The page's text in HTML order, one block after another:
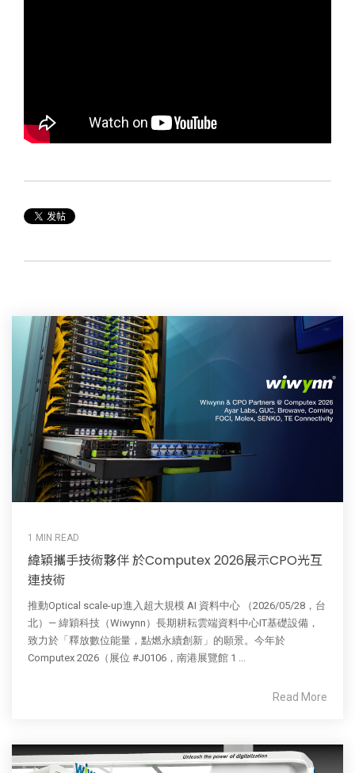
1 MIN READ
緯穎攜手技術夥伴 於Computex 2026展示CPO光互
連技術
推動Optical scale-up進入超大規模 AI 資料中心 （2026/05/28，台
北）— 緯穎科技（Wiwynn）長期耕耘雲端資料中心IT基礎設備，
致力於「釋放數位能量，點燃永續創新」的願景。今年於
Computex 2026（展位 #J0106，南港展覽館 1 ...
Read More